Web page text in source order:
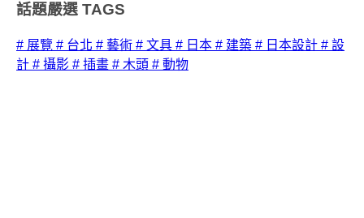
話題嚴選 TAGS
# 展覽 # 台北 # 藝術 # 文具 # 日本 # 建築 # 日本設計 # 設
計 # 攝影 # 插畫 # 木頭 # 動物